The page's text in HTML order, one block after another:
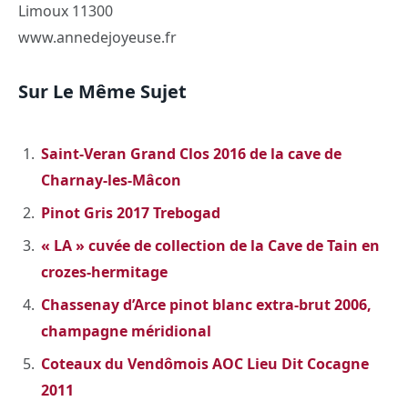
Limoux 11300
www.annedejoyeuse.fr
Sur Le Même Sujet
Saint-Veran Grand Clos 2016 de la cave de
Charnay-les-Mâcon
Pinot Gris 2017 Trebogad
« LA » cuvée de collection de la Cave de Tain en
crozes-hermitage
Chassenay d’Arce pinot blanc extra-brut 2006,
champagne méridional
Coteaux du Vendômois AOC Lieu Dit Cocagne
2011